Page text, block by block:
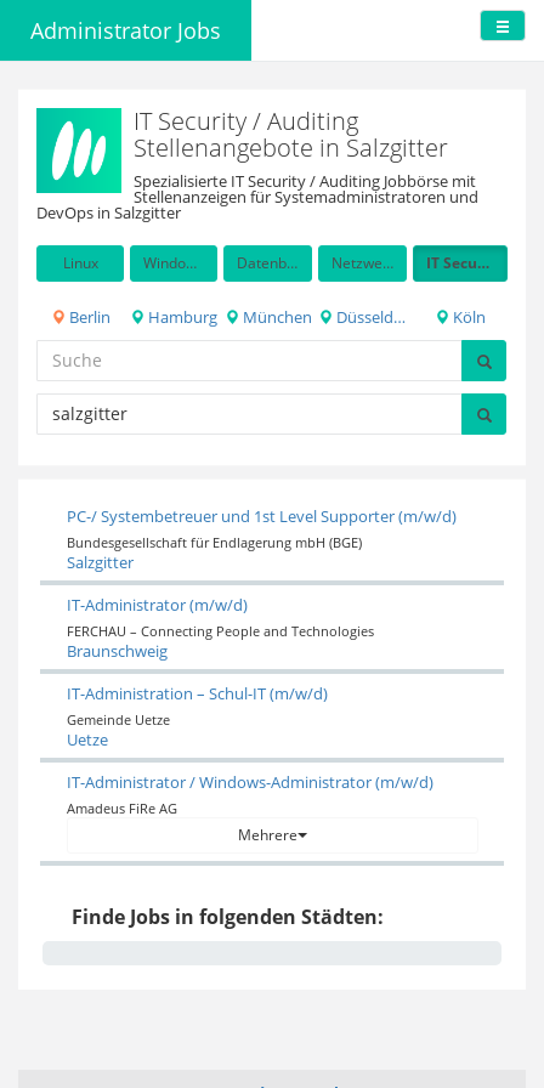
Administrator Jobs
IT Security / Auditing
Stellenangebote in Salzgitter
Spezialisierte IT Security / Auditing Jobbörse mit
Stellenanzeigen für Systemadministratoren und
DevOps in Salzgitter
Linux Windows Server Datenbanken Netzwerkadministration IT Security / Auditing
Berlin Hamburg München Düsseldorf Köln
PC-/ Systembetreuer und 1st Level Supporter (m/w/d)
Bundesgesellschaft für Endlagerung mbH (BGE)
Salzgitter
IT-Administrator (m/w/d)
FERCHAU – Connecting People and Technologies
Braunschweig
IT-Administration – Schul-IT (m/w/d)
Gemeinde Uetze
Uetze
IT-Administrator / Windows-Administrator (m/w/d)
Amadeus FiRe AG
Mehrere
Finde Jobs in folgenden Städten: